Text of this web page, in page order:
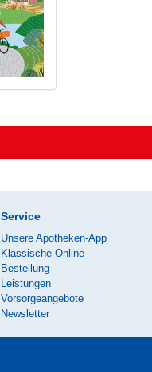
Service
Unsere Apotheken-App
Klassische Online-
Bestellung
Leistungen
Vorsorgeangebote
Newsletter